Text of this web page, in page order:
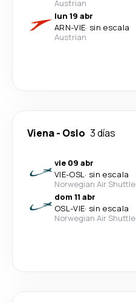
Austrian
lun 19 abr
ARN-VIE· sin escala
Austrian
Viena- Oslo 3 días
vie 09 abr
VIE-OSL· sin escala
Norwegian Air Shuttle
dom 11 abr
OSL-VIE· sin escala
Norwegian Air Shuttle